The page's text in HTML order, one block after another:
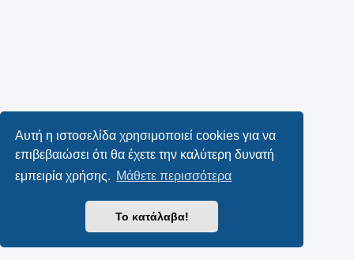
Αυτή η ιστοσελίδα χρησιμοποιεί cookies για να
επιβεβαιώσει ότι θα έχετε την καλύτερη δυνατή
εμπειρία χρήσης. Μάθετε περισσότερα
Το κατάλαβα!